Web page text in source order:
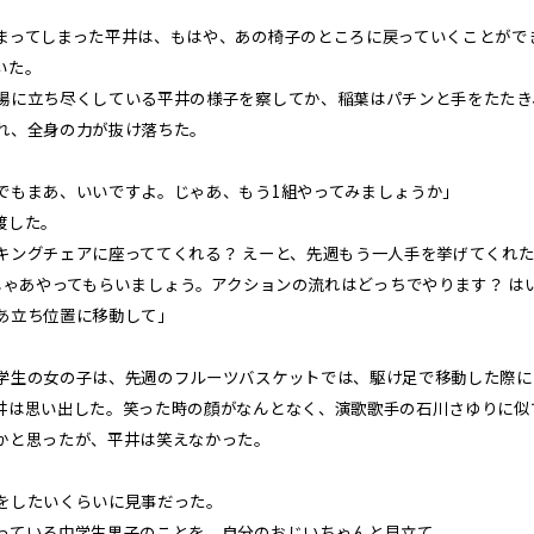
てしまった平井は、もはや、あの椅子のところに戻っていくことが
。
立ち尽くしている平井の様子を察してか、稲葉はパチンと手をたた
全身の力が抜け落ちた。
まあ、いいですよ。じゃあ、もう1組やってみましょうか」
た。
ングチェアに座っててくれる？ えーと、先週もう一人手を挙げてくれ
あやってもらいましょう。アクションの流れはどっちでやります？
ち位置に移動して」
の女の子は、先週のフルーツバスケットでは、駆け足で移動した際
は思い出した。笑った時の顔がなんとなく、演歌歌手の石川さゆりに
思ったが、平井は笑えなかった。
たいくらいに見事だった。